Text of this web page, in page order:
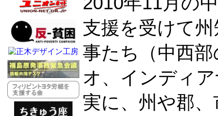
支援を受けて
事たち（中西
オ、インディ
実に、州や郡